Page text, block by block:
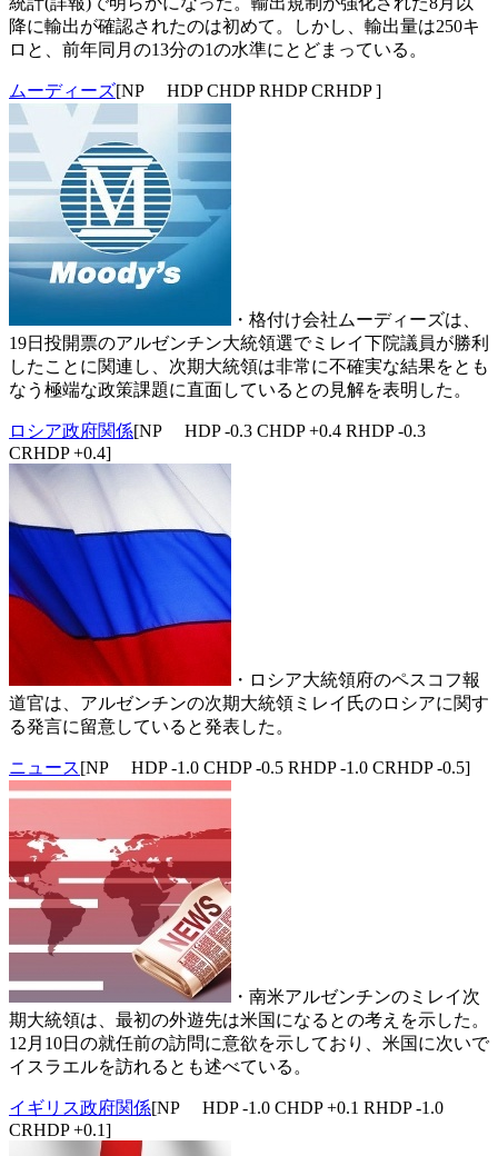
降に輸出が確認されたのは初めて。しかし、輸出量は250キ
ロと、前年同月の13分の1の水準にとどまっている。
ムーディーズ[NP HDP CHDP RHDP CRHDP ]
・格付け会社ムーディーズは、
19日投開票のアルゼンチン大統領選でミレイ下院議員が勝利
したことに関連し、次期大統領は非常に不確実な結果をとも
なう極端な政策課題に直面しているとの見解を表明した。
ロシア政府関係[NP HDP -0.3 CHDP +0.4 RHDP -0.3
CRHDP +0.4]
・ロシア大統領府のペスコフ報
道官は、アルゼンチンの次期大統領ミレイ氏のロシアに関す
る発言に留意していると発表した。
ニュース[NP HDP -1.0 CHDP -0.5 RHDP -1.0 CRHDP -0.5]
・南米アルゼンチンのミレイ次
期大統領は、最初の外遊先は米国になるとの考えを示した。
12月10日の就任前の訪問に意欲を示しており、米国に次いで
イスラエルを訪れるとも述べている。
イギリス政府関係[NP HDP -1.0 CHDP +0.1 RHDP -1.0
CRHDP +0.1]